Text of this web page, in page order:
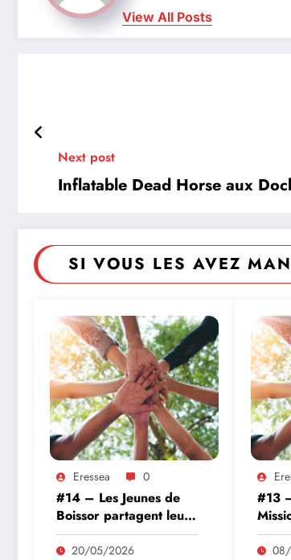
View All Posts
Next post
Inflatable Dead Horse aux
SI VOUS LES AVEZ
Eressea 0
#14 – Les Jeunes de
Boissor partagent leur
quotidien
20/05/2026
#13